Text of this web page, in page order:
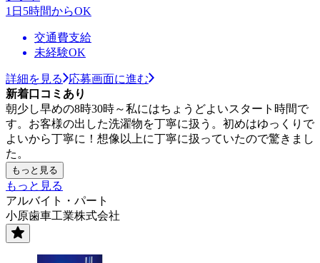
1日5時間からOK
交通費支給
未経験OK
詳細を見る
応募画面に進む
新着口コミあり
朝少し早めの8時30時～私にはちょうどよいスタート時間で
す。お客様の出した洗濯物を丁寧に扱う。初めはゆっくりで
よいから丁寧に！想像以上に丁寧に扱っていたので驚きまし
た。
もっと見る
もっと見る
アルバイト・パート
小原歯車工業株式会社